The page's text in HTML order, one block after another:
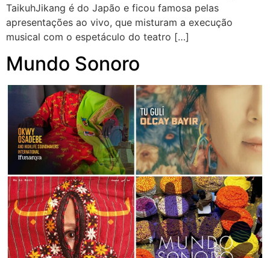
TaikuhJikang é do Japão e ficou famosa pelas
apresentações ao vivo, que misturam a execução
musical com o espetáculo do teatro […]
Mundo Sonoro